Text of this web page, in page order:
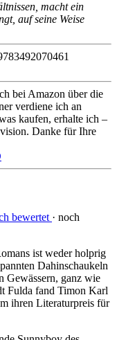
macht ein
auf seine Weise
bei Amazon über die
verdiene ich an
kaufen, erhalte ich –
Danke für Ihre
bewertet · noch
ist weder holprig
Dahin­schaukeln
Gewässern, ganz wie
Fulda fand Timon Karl
ihren Literatur­preis für